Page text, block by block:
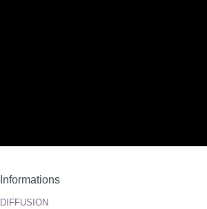
Informations
DIFFUSION